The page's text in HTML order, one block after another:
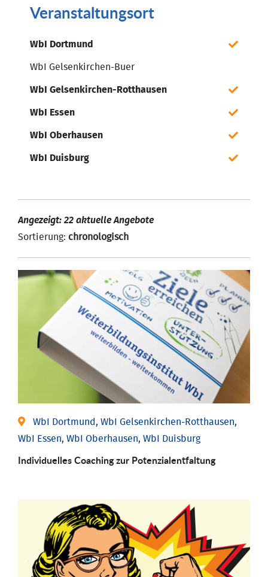
Veranstaltungsort
WbI Dortmund
WbI Gelsenkirchen-Buer
WbI Gelsenkirchen-Rotthausen
WbI Essen
WbI Oberhausen
WbI Duisburg
Angezeigt: 22 aktuelle Angebote
Sortierung: chronologisch
WbI Dortmund, WbI Gelsenkirchen-Rotthausen,
WbI Essen, WbI Oberhausen, WbI Duisburg
Individuelles Coaching zur Potenzialentfaltung